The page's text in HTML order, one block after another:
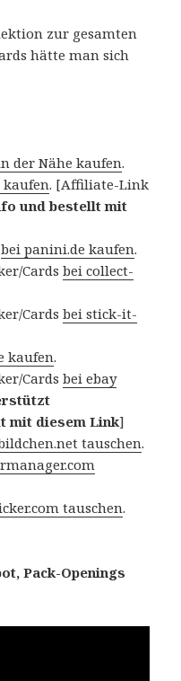
zur gesamten
hätte man sich
der Nähe kaufen.
kaufen. [Affiliate-Link
und bestellt mit
bei panini.de kaufen.
Cardsbei collect-
Cardsbei stick-it-
kaufen.
Cardsbei ebay
mit diesem Link]
tauschen.
tauschen.
Pack-Openings